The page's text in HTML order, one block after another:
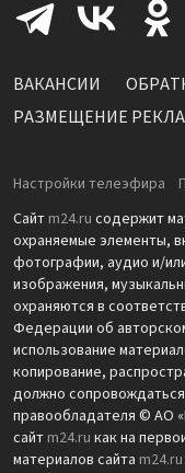
ВАКАНСИИ
РАЗМЕЩЕНИЕ
Настройки телеэфира
Сайт m24.ru содержит
охраняемые элементы,
фотографии, аудио и/
изображения,
охраняются в
Федерации об
использование
копирование,
должно
правообладателя © АО
сайт m24.ru как на
материалов сайта m24.ru